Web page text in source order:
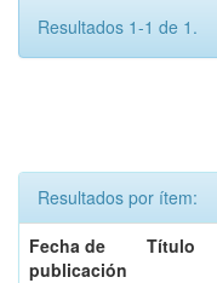
Resultados 1-1 de 1.
Resultados por ítem:
Fecha de
publicación
Título